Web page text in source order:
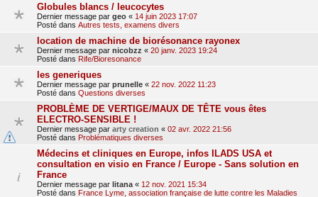
Globules blancs / leucocytes
Dernier message par geo « 14 juin 2023 17:07
Posté dans Autres tests, examens divers
location de machine de biorésonance rayonex
Dernier message par nicobzz « 20 janv. 2023 19:24
Posté dans Rife/Bioresonance
les generiques
Dernier message par prunelle « 22 nov. 2022 11:23
Posté dans Questions diverses
PROBLÈME DE VERTIGE/MAUX DE TÊTE vous êtes
ELECTRO-SENSIBLE !
Dernier message par arty creation « 02 avr. 2022 21:56
Posté dans Problématiques diverses
Médecins et cliniques en Europe, infos ILADS USA et
consultation en visio en France / Europe - Sans solution en
France
Dernier message par litana « 12 nov. 2021 15:34
Posté dans France Lyme, association française de lutte contre les Maladies